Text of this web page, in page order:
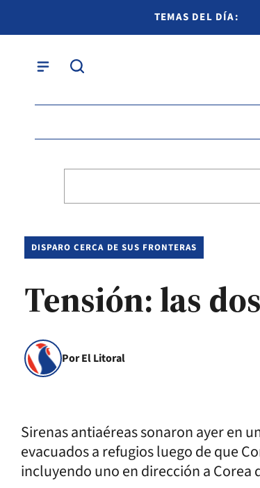
TEMAS DEL DÍA:
DISPARO CERCA DE SUS FRONTERAS
Tensión: las
Por El Litoral
Sirenas antiaéreas sonaron ayer en
evacuados a refugios luego de que
incluyendo uno en dirección a Corea